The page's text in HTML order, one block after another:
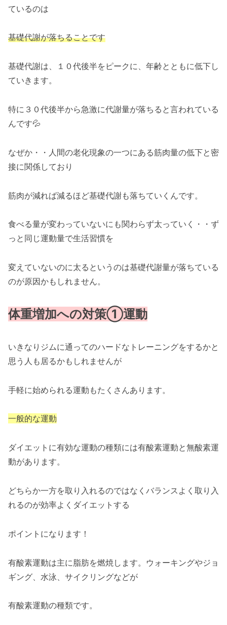
ているのは
基礎代謝が落ちることです
基礎代謝は、１０代後半をピークに、年齢とともに低下し
ていきます。
特に３０代後半から急激に代謝量が落ちると言われている
んです💦
なぜか・・人間の老化現象の一つにある筋肉量の低下と密
接に関係しており
筋肉が減れば減るほど基礎代謝も落ちていくんです。
食べる量が変わっていないにも関わらず太っていく・・ず
っと同じ運動量で生活習慣を
変えていないのに太るというのは基礎代謝量が落ちている
のが原因かもしれません。
体重増加への対策①運動
いきなりジムに通ってのハードなトレーニングをするかと
思う人も居るかもしれませんが
手軽に始められる運動もたくさんあります。
一般的な運動
ダイエットに有効な運動の種類には有酸素運動と無酸素運
動があります。
どちらか一方を取り入れるのではなくバランスよく取り入
れるのが効率よくダイエットする
ポイントになります！
有酸素運動は主に脂肪を燃焼します。ウォーキングやジョ
ギング、水泳、サイクリングなどが
有酸素運動の種類です。